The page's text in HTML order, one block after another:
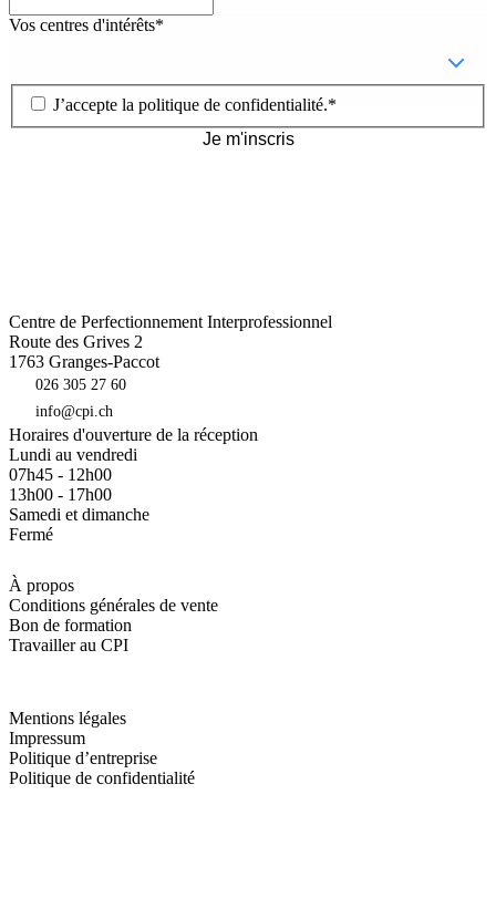
Vos centres d'intérêts*
J’accepte la politique de confidentialité.*
Je m'inscris
Centre de Perfectionnement Interprofessionnel
Route des Grives 2
1763 Granges-Paccot
026 305 27 60
info@cpi.ch
Horaires d'ouverture de la réception
Lundi au vendredi
07h45 - 12h00
13h00 - 17h00
Samedi et dimanche
Fermé
À propos
Conditions générales de vente
Bon de formation
Travailler au CPI
Mentions légales
Impressum
Politique d’entreprise
Politique de confidentialité